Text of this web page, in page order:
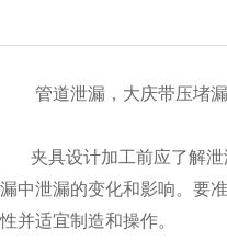
管道泄漏，大庆带压堵漏
夹具设计加工前应了解
漏中泄漏的变化和影响。要
性并适宜制造和操作。